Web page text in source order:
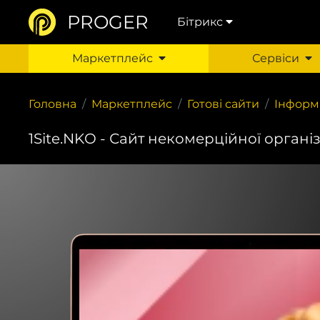
PROGER Бітрикс
Маркетплейс Сервіси
Головна Маркетплейс Готові сайти
1Site.NKO - Сайт некомерційної